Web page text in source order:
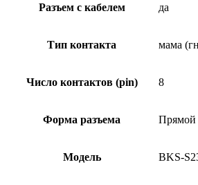
Разъем с кабелем да
Тип контакта мама
Число контактов (pin) 8
Форма разъема Прямой
Модель BKS-